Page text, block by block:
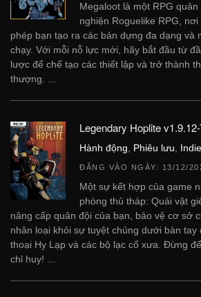
Megaloot là một RPG
nghiện Roguelike RPG,
phép bạn tạo ra các bản dựng đa dạng và
chạy. Với mỗi nỗ lực mới, hãy bắt đầu từ
lược để chế tạo các thiết lập và trở thành
thượng. ...
Legendary Hoplite
Hành động Phiêu lưu Indie
ĐĂNG VÀO NGÀY: 13/12/
Một sự kết hợp của game
phòng thủ tháp: Quái vật
nâng cấp quân đội của bạn, bảo vệ cơ sở
nhân loại khỏi sự tuyệt chủng dưới bàn tay
thoại Hy Lạp và các bộ lạc cổ xưa. Đừng
chỉ huy! ...